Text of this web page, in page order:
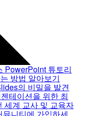
PowerPoint 튜토리
방법 알아보기
의 비밀을 발견
테이션을 위한 최
세계 교사 및 교육자